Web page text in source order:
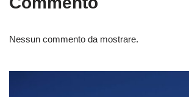
Nessun commento da mostrare.